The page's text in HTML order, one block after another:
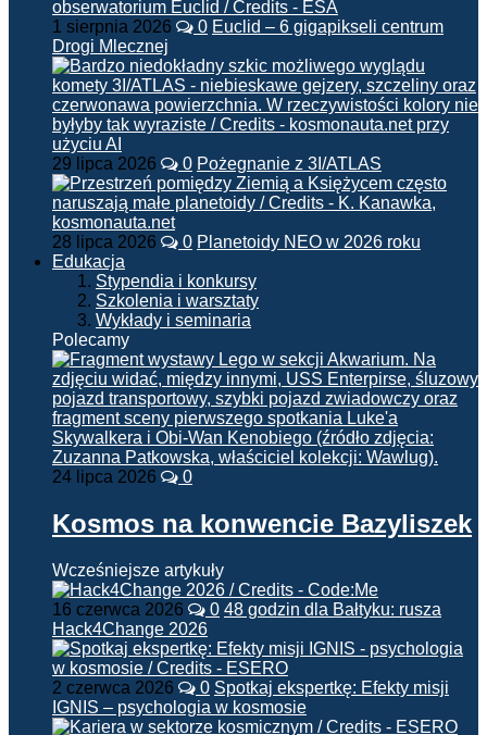
1 sierpnia 2026 0 Euclid – 6 gigapikseli centrum
Drogi Mlecznej
29 lipca 2026 0 Pożegnanie z 3I/ATLAS
28 lipca 2026 0 Planetoidy NEO w 2026 roku
Edukacja
Stypendia i konkursy
Szkolenia i warsztaty
Wykłady i seminaria
Polecamy
24 lipca 2026 0
Kosmos na konwencie Bazyliszek
Wcześniejsze artykuły
16 czerwca 2026 0 48 godzin dla Bałtyku: rusza
Hack4Change 2026
2 czerwca 2026 0 Spotkaj ekspertkę: Efekty misji
IGNIS – psychologia w kosmosie